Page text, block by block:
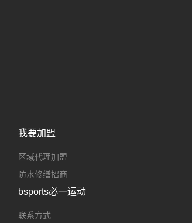
我要加盟
区域代理加盟
防水修缮招商
bsports必一运动
联系方式